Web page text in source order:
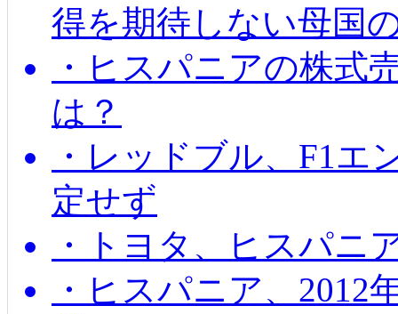
得を期待しない母国
・ヒスパニアの株式
は？
・レッドブル、F1エ
定せず
・トヨタ、ヒスパニ
・ヒスパニア、2012